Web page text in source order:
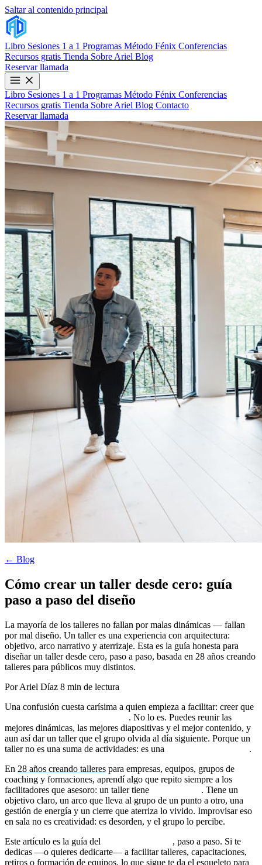
Saltar al contenido principal
Libro Sesiones 1 a 1 Programas Método Fénix Conferencias
Recursos gratis Tienda Sobre Ariel Blog
Reservar llamada
Libro Sesiones 1 a 1 Programas Método Fénix Conferencias
Recursos gratis Tienda Sobre Ariel Blog Contacto
Reservar llamada
← Blog
Cómo crear un taller desde cero: guía
paso a paso del diseño
La mayoría de los talleres no fallan por malas dinámicas — fallan
por mal diseño. Un taller es una experiencia con arquitectura:
objetivo, arco narrativo y aterrizaje. Esta es la guía honesta para
diseñar un taller desde cero, paso a paso, basada en 28 años creando
talleres para públicos muy distintos.
Por Ariel Díaz 8 min de lectura
Una confusión cuesta carísima a quien empieza a facilitar: creer que
. No lo es. Puedes reunir las
mejores dinámicas, las mejores diapositivas y el mejor contenido, y
aun así dar un taller que el grupo olvida al día siguiente. Porque un
taller no es una suma de actividades: es una
.
En 28 años creando talleres para empresas, equipos, grupos de
coaching y formaciones, aprendí algo que repito siempre a los
facilitadores que asesoro: un taller tiene
. Tiene un
objetivo claro, un arco que lleva al grupo de un punto a otro, una
gestión de energía y un cierre que aterriza lo vivido. Improvisar eso
en sala no es creatividad: es desorden, y el grupo lo percibe.
Este artículo es la guía del
, paso a paso. Si te
dedicas —o quieres dedicarte— a facilitar talleres, capacitaciones,
retiros o formación de equipos, lo que sigue te da el esqueleto para